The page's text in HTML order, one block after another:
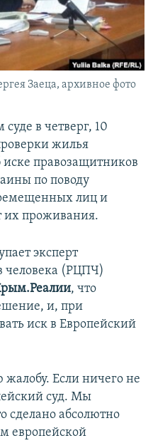
Заеца, архивное фото
в четверг, 10
жилья
иске правозащитников
по поводу
лиц и
их проживания.
эксперт
человека (РЦПЧ)
, что
и, при
иск в Европейский
Если ничего не
суд. Мы
сделано абсолютно
европейской